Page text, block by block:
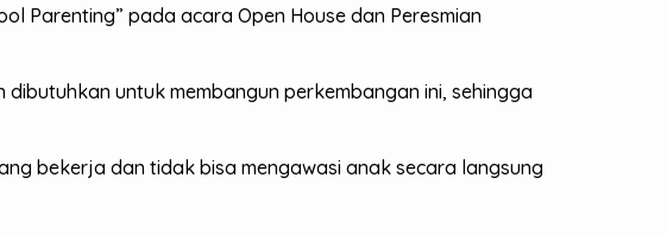
Parenting” pada acara Open House dan Peresmian
untuk membangun perkembangan ini, sehingga
bekerja dan tidak bisa mengawasi anak secara langsung